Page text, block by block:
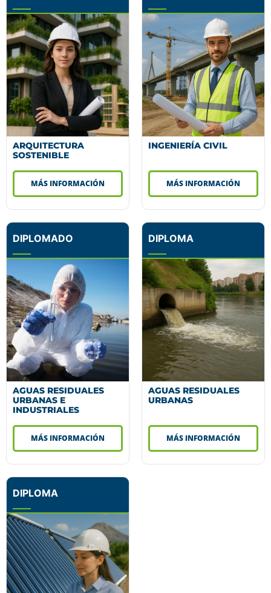
ARQUITECTURA
SOSTENIBLE
MÁS INFORMACIÓN
INGENIERÍA CIVIL
MÁS INFORMACIÓN
DIPLOMADO
AGUAS RESIDUALES
URBANAS E
INDUSTRIALES
MÁS INFORMACIÓN
DIPLOMA
AGUAS RESIDUALES
URBANAS
MÁS INFORMACIÓN
DIPLOMA